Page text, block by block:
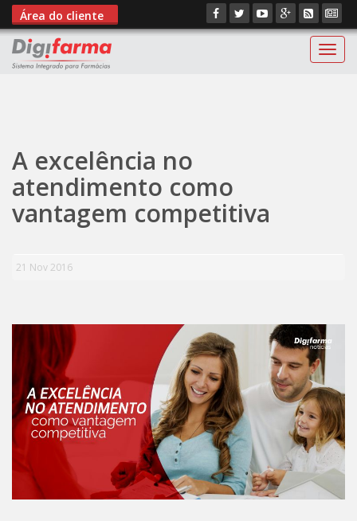
Área do cliente
A excelência no
atendimento como
vantagem competitiva
21 Nov 2016